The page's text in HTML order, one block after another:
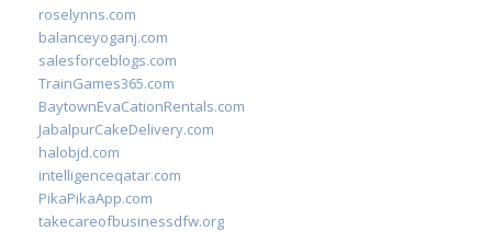
roselynns.com
balanceyoganj.com
salesforceblogs.com
TrainGames365.com
BaytownEvaCationRentals.com
JabalpurCakeDelivery.com
halobjd.com
intelligenceqatar.com
PikaPikaApp.com
takecareofbusinessdfw.org